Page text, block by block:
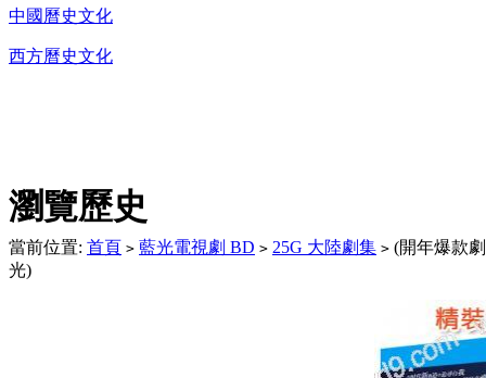
中國曆史文化
西方曆史文化
瀏覽歷史
當前位置: 首頁 > 藍光電視劇 BD > 25G 大陸劇集 > (開年爆款
光)